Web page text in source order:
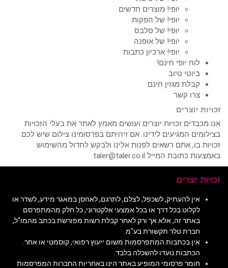
יופי! מוצרים חדשים
יופי! של הפקות
יופי! של סלבס
יופי! של אופנה
יופי! ארכיון כתבות
לוח יופי חינם!
ביוטי טיוב
קבלת מגזין חינם
צרו קשר
זכויות יוצרים
אנו מכבדים זכויות יוצרים ועושים מאמץ לאתר את בעלי הזכויות
בצילומים המגיעים לידינו. אם זיהיתם בפרסומינו צילום שיש לכם
זכויות בו, אתם רשאים לפנות אלינו ולבקש לחדול מהשימוש
באמצעות כתובת המייל taler@taler.co.il
זכויות יוצרים
אין להעתיק, לשכפל, לצלם, לתרגם, לאחסן במאגר מידע, לשדר או
לקלוט בכל דרך או בכל אמצעי אלקטרוני, כל חלק מהמתפרסם
באתר זה, אלא אך ורק לאחר קבלת רשות מפורשת בכתב מהמו"ל,
חברת טלר תקשורת בע"מ.
אין בכתבות המתפרסמות משום ייעוץ רפואי, קוסמטי או אחר.
הכתבות נועדו להשכלה בלבד.
חומר פרסומי המופיע באתר הינו באחריות החברות המפרסמות